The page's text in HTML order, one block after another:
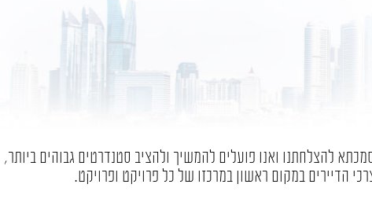
להצלחתנו ואנו פועלים להמשיך ולהציב סטנדרטים גבוהים ביותר,
הדיירים במקום ראשון במרכזו של כל פרויקט ופרויקט.